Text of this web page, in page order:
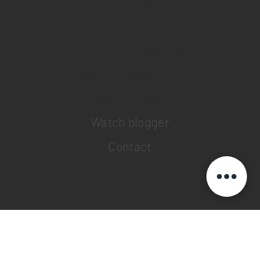
Watch blogger
Contact
Privacy policy